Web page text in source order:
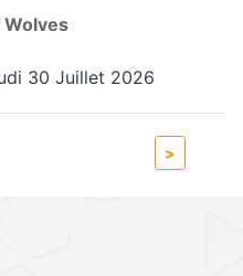
Wolves
30 Juillet 2026
>